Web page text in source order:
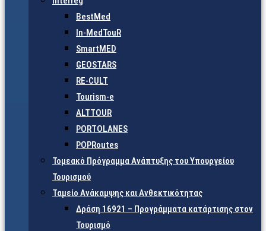
BestMed
In-MedTouR
SmartMED
GEOSTARS
RE-CULT
Tourism-e
ALTTOUR
PORTOLANES
POPRoutes
Τομεακό Πρόγραμμα Ανάπτυξης του Υπουργείου
Τουρισμού
Ταμείο Ανάκαμψης και Ανθεκτικότητας
Δράση 16921 – Προγράμματα κατάρτισης στον
Τουρισμό